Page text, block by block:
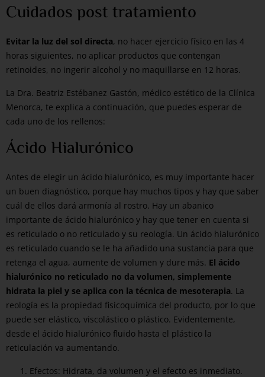
Cuidados post tratamiento
Evitar la luz del sol directa, no hacer ejercicio físico en las 4
horas siguientes, no aplicar productos que contengan
retinoides, no ingerir alcohol y no maquillarse en 12 horas.
La Dra. Beatriz Estébanez Gastón, médico estético de la Clínica
Menorca, te explica a continuación, que puedes esperar de
cada uno de los rellenos:
Ácido Hialurónico
Antes de elegir un ácido hialurónico, es muy importante hacer
un buen diagnóstico, porque hay muchos tipos y hay que saber
cuál de ellos dará armonía al rostro. Hay un abanico
importante de ácido hialurónico y hay que tener en cuenta si
es reticulado o no reticulado y su reología. Un ácido hialurónico
es reticulado cuando se le ha añadido una sustancia para que
retenga el agua, aumente de volumen y dure más. El ácido
hialurónico no reticulado no da volumen, simplemente
hidrata la piel y se aplica con la técnica de mesoterapia. La
reología es la propiedad fisicoquímica del producto, por lo que
puede ser elástico, viscolástico o plástico. Evidentemente,
desde el ácido hialurónico fluido hasta el plástico la
reticulación va aumentando.
Efectos: Hidrata, da volumen y el efecto es inmediato.